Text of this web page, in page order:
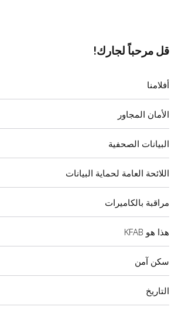
قل مرحباً لجارك!
أفلامنا
الأمان المجاور
البيانات الصحفية
اللائحة العامة لحماية البيانات
مراقبة بالكاميرات
هذا هو KFAB
سكن آمن
التاريخ